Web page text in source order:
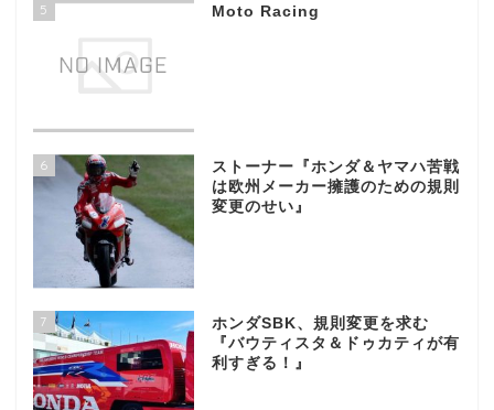
5 Moto Racing
6
ストーナー『ホンダ＆ヤマハ苦戦
は欧州メーカー擁護のための規則
変更のせい』
7
ホンダSBK、規則変更を求む
『バウティスタ＆ドゥカティが有
利すぎる！』